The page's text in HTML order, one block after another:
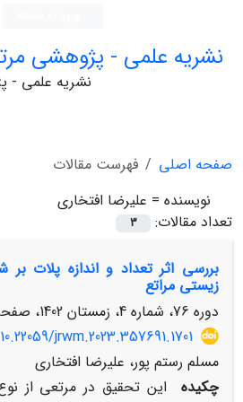
نشریه علمی - پژوهشی
نشریه علمی -
صفحه اصلی
فهرست مقالات
نویسنده = علیرضا افتخاری
تعداد مقالات:
3
بررسی اثر تعداد و اندازه پلات
زیستی مراتع
دوره 76، شماره 4، زمستان 1402، صفحه
jrwm.2023.357691.1701
مسلم رستم پور، علیرضا افتخاری
چکیده
این تحقیق در مرتعی از